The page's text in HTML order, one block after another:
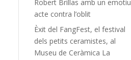
Robert Brillas amb un emotiu
acte contra l’oblit
Èxit del FangFest, el festival
dels petits ceramistes, al
Museu de Ceràmica La